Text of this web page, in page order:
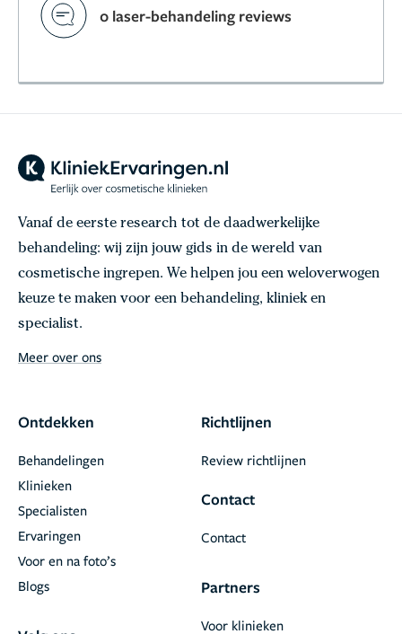
0 laser-behandeling reviews
Vanaf de eerste research tot de daadwerkelijke
behandeling: wij zijn jouw gids in de wereld van
cosmetische ingrepen. We helpen jou een weloverwogen
keuze te maken voor een behandeling, kliniek en
specialist.
Meer over ons
Ontdekken
Behandelingen
Klinieken
Specialisten
Ervaringen
Voor en na foto’s
Blogs
Richtlijnen
Review richtlijnen
Contact
Contact
Partners
Voor klinieken